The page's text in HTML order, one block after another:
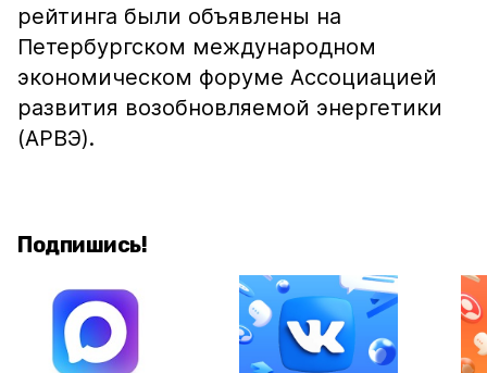
рейтинга были объявлены на
Петербургском международном
экономическом форуме Ассоциацией
развития возобновляемой энергетики
(АРВЭ).
Подпишись!